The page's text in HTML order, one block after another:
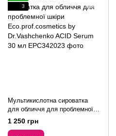
3
Мультикислотна сироватка
для обличчя для проблемної
шкіри Eco.prof.cosmetics by
Dr.Vashchenko ACID Serum 30
1 250 грн